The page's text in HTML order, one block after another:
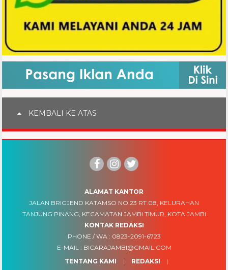
KEMBALI KE ATAS
ALAMAT KANTOR
JALAN BRIGJEND KATAMSO NO.23 RT.08, KELURAHAN
TANJUNG PINANG, KECAMATAN JAMBI TIMUR, KOTA JAMBI
KONTAK REDAKSI
PHONE / WA : 0823-2091-6723
E-MAIL : BICARAJAMBI@GMAIL.COM
TENTANG KAMI
REDAKSI